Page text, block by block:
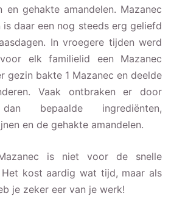
en gehakte amandelen. Mazanec
daar een nog steeds erg geliefd
In vroegere tijden werd
elk familielid een Mazanec
gezin bakte 1 Mazanec en deelde
Vaak ontbraken er door
dan bepaalde ingrediënten,
en de gehakte amandelen.
is niet voor de snelle
kost aardig wat tijd, maar als
je zeker eer van je werk!